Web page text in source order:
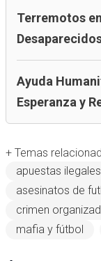
Terremotos
Ayuda
Esperanza y
+ Temas
apuestas
asesinatos de
crimen
mafia y fútbol